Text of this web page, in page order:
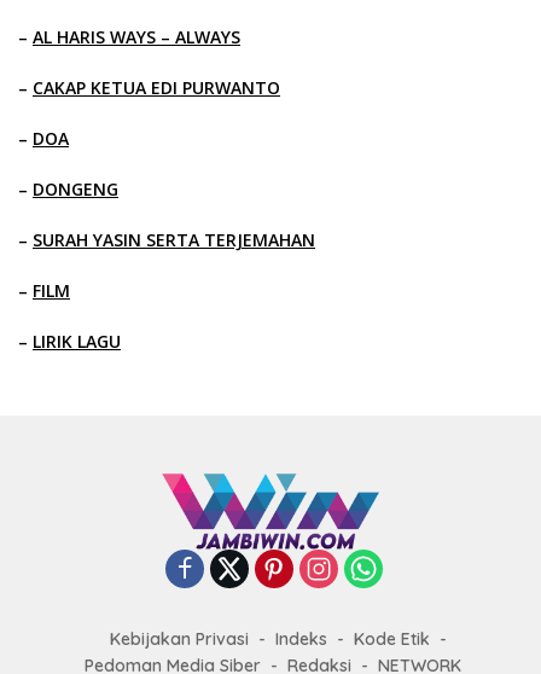
– AL HARIS WAYS – ALWAYS
– CAKAP KETUA EDI PURWANTO
– DOA
– DONGENG
– SURAH YASIN SERTA TERJEMAHAN
– FILM
– LIRIK LAGU
Kebijakan Privasi Indeks
Kode Etik
Pedoman Media Siber
Redaksi NETWORK